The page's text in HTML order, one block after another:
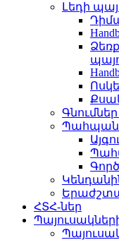
Լեդի
ՀՏՀ-ներ